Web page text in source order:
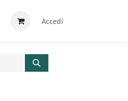
Accedi